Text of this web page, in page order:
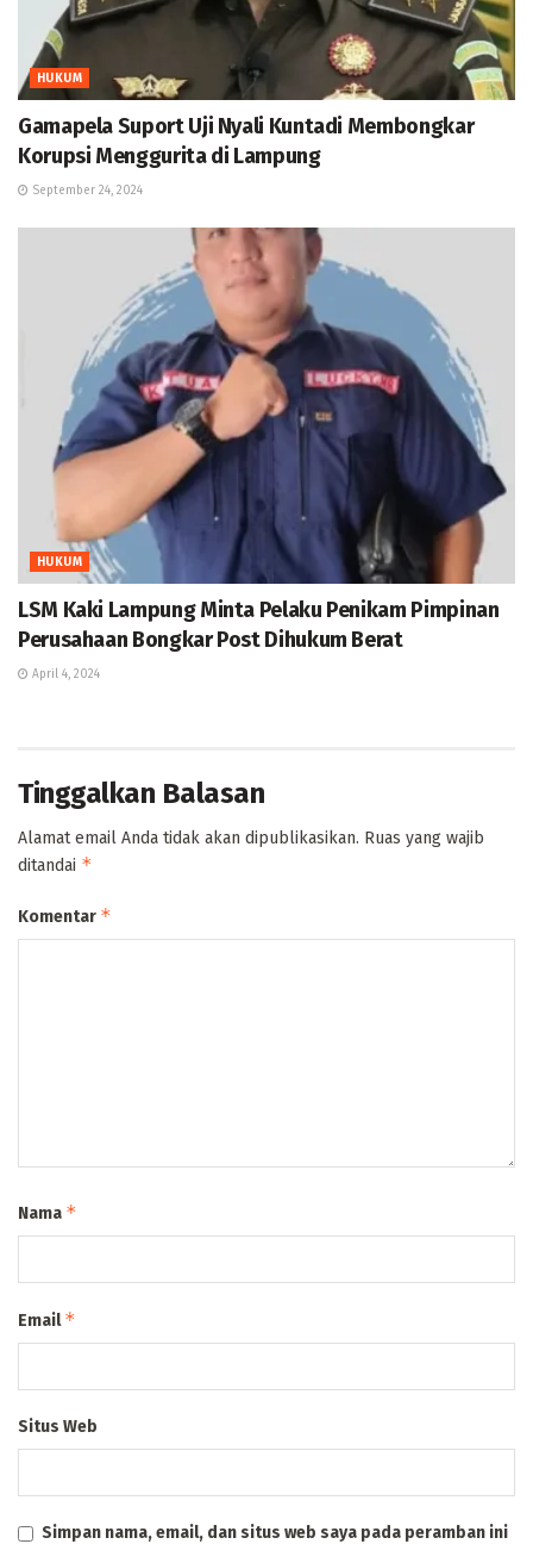
HUKUM
Gamapela Suport Uji Nyali Kuntadi Membongkar
Korupsi Menggurita di Lampung
September 24, 2024
HUKUM
LSM Kaki Lampung Minta Pelaku Penikam Pimpinan
Perusahaan Bongkar Post Dihukum Berat
April 4, 2024
Tinggalkan Balasan
Alamat email Anda tidak akan dipublikasikan. Ruas yang wajib
ditandai *
Komentar *
Nama *
Email*
Situs Web
Simpan nama, email, dan situs web saya pada peramban ini